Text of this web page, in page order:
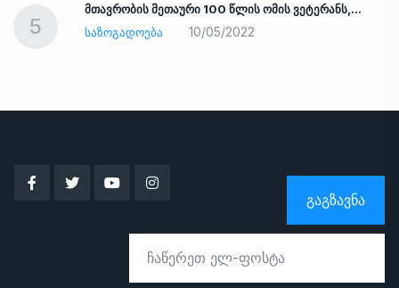
5
მთავრობის მეთაური 100 წლის ომის ვეტერანს,…
ᲡᲐᲖᲝᲒᲐᲓᲝᲔᲑᲐ
10/05/2022
ᲒᲐᲒᲖᲐᲕᲜᲐ